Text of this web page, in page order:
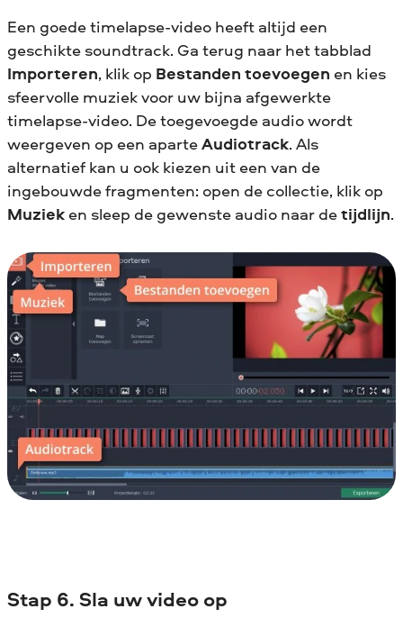
Een goede timelapse-video heeft altijd een
geschikte soundtrack. Ga terug naar het tabblad
Importeren, klik op Bestanden toevoegen en kies
sfeervolle muziek voor uw bijna afgewerkte
timelapse-video. De toegevoegde audio wordt
weergeven op een aparteAudiotrack. Als
alternatief kan u ook kiezen uit een van de
ingebouwde fragmenten: open de collectie, klik op
Muziek en sleep de gewenste audio naar detijdlijn.
Stap 6. Sla uw video op